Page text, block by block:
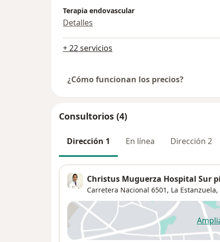
Terapia endovascular
Detalles
+ 22 servicios
¿Cómo funcionan los precios?
Consultorios (4)
Dirección 1 En línea Dirección 2
Christus Muguerza Hospital Sur
Carretera Nacional 6501, La Estanzuela,